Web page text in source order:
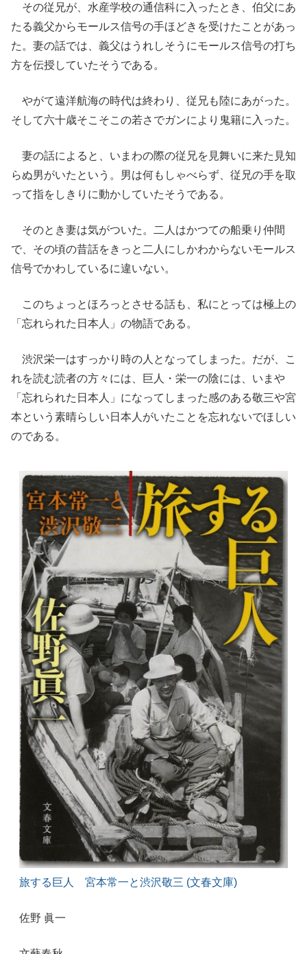
その従兄が、水産学校の通信科に入ったとき、伯父にあ
たる義父からモールス信号の手ほどきを受けたことがあっ
た。妻の話では、義父はうれしそうにモールス信号の打ち
方を伝授していたそうである。
やがて遠洋航海の時代は終わり、従兄も陸にあがった。
そして六十歳そこそこの若さでガンにより鬼籍に入った。
妻の話によると、いまわの際の従兄を見舞いに来た見知
らぬ男がいたという。男は何もしゃべらず、従兄の手を取
って指をしきりに動かしていたそうである。
そのとき妻は気がついた。二人はかつての船乗り仲間
で、その頃の昔話をきっと二人にしかわからないモールス
信号でかわしているに違いない。
このちょっとほろっとさせる話も、私にとっては極上の
「忘れられた日本人」の物語である。
渋沢栄一はすっかり時の人となってしまった。だが、こ
れを読む読者の方々には、巨人・栄一の陰には、いまや
「忘れられた日本人」になってしまった感のある敬三や宮
本という素晴らしい日本人がいたことを忘れないでほしい
のである。
旅する巨人 宮本常一と渋沢敬三 (文春文庫)
佐野 眞一